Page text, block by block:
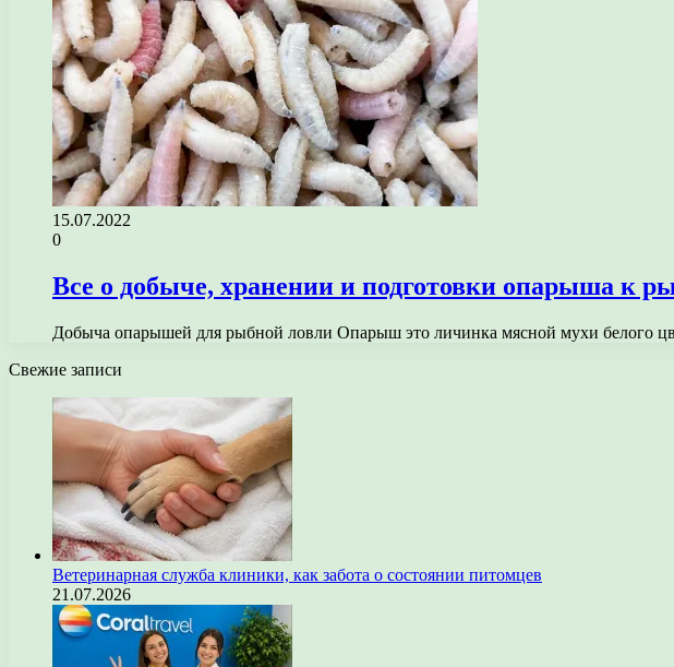
15.07.2022
0
Все о добыче, хранении и подготовки опарыша к
Добыча опарышей для рыбной ловли Опарыш это личинка мясной мухи белого
Свежие записи
Ветеринарная служба клиники, как забота о состоянии питомцев
21.07.2026